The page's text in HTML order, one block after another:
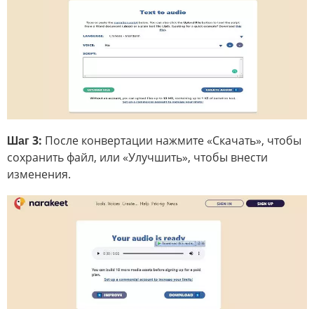
Шаг 3: После конвертации нажмите «Скачать», чтобы
сохранить файл, или «Улучшить», чтобы внести
изменения.